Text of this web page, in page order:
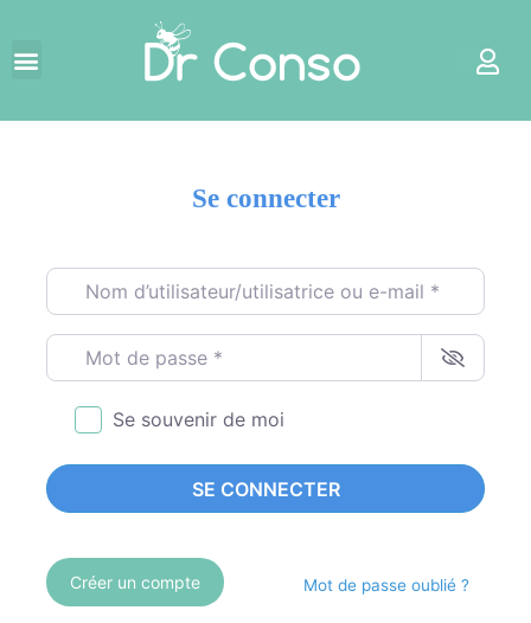
Se connecter
Nom d’utilisateur/utilisatrice ou e-mail*
Mot de passe*
Se souvenir de moi
SE CONNECTER
Créer un compte Mot de passe oublié ?